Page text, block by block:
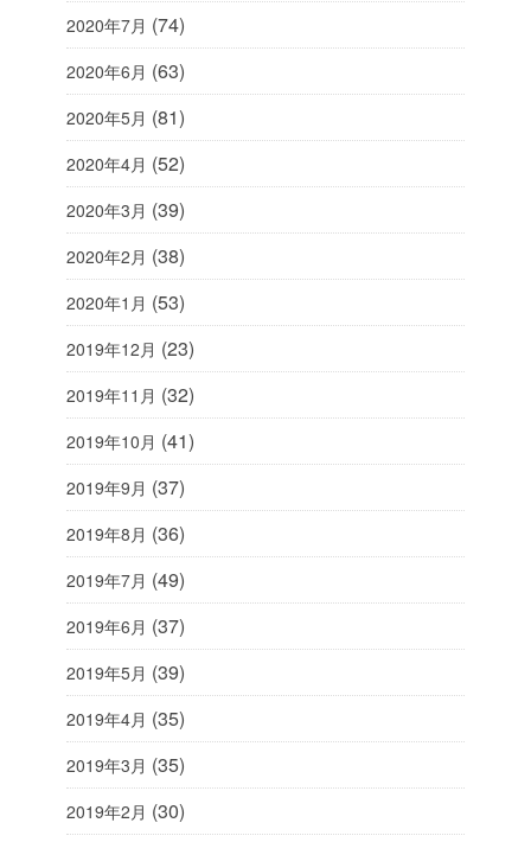
2020年7月 (74)
2020年6月 (63)
2020年5月 (81)
2020年4月 (52)
2020年3月 (39)
2020年2月 (38)
2020年1月 (53)
2019年12月 (23)
2019年11月 (32)
2019年10月 (41)
2019年9月 (37)
2019年8月 (36)
2019年7月 (49)
2019年6月 (37)
2019年5月 (39)
2019年4月 (35)
2019年3月 (35)
2019年2月 (30)